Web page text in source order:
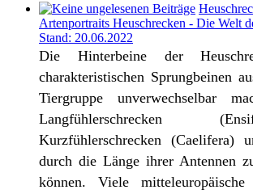
Artenportraits Heuschrecken - Die Welt
Stand: 20.06.2022
Die Hinterbeine der
charakteristischen Sprungbeinen
Tiergruppe unverwechselbar
Langfühlerschrecken
Kurzfühlerschrecken (Caelifera)
durch die Länge ihrer Antennen
können. Viele